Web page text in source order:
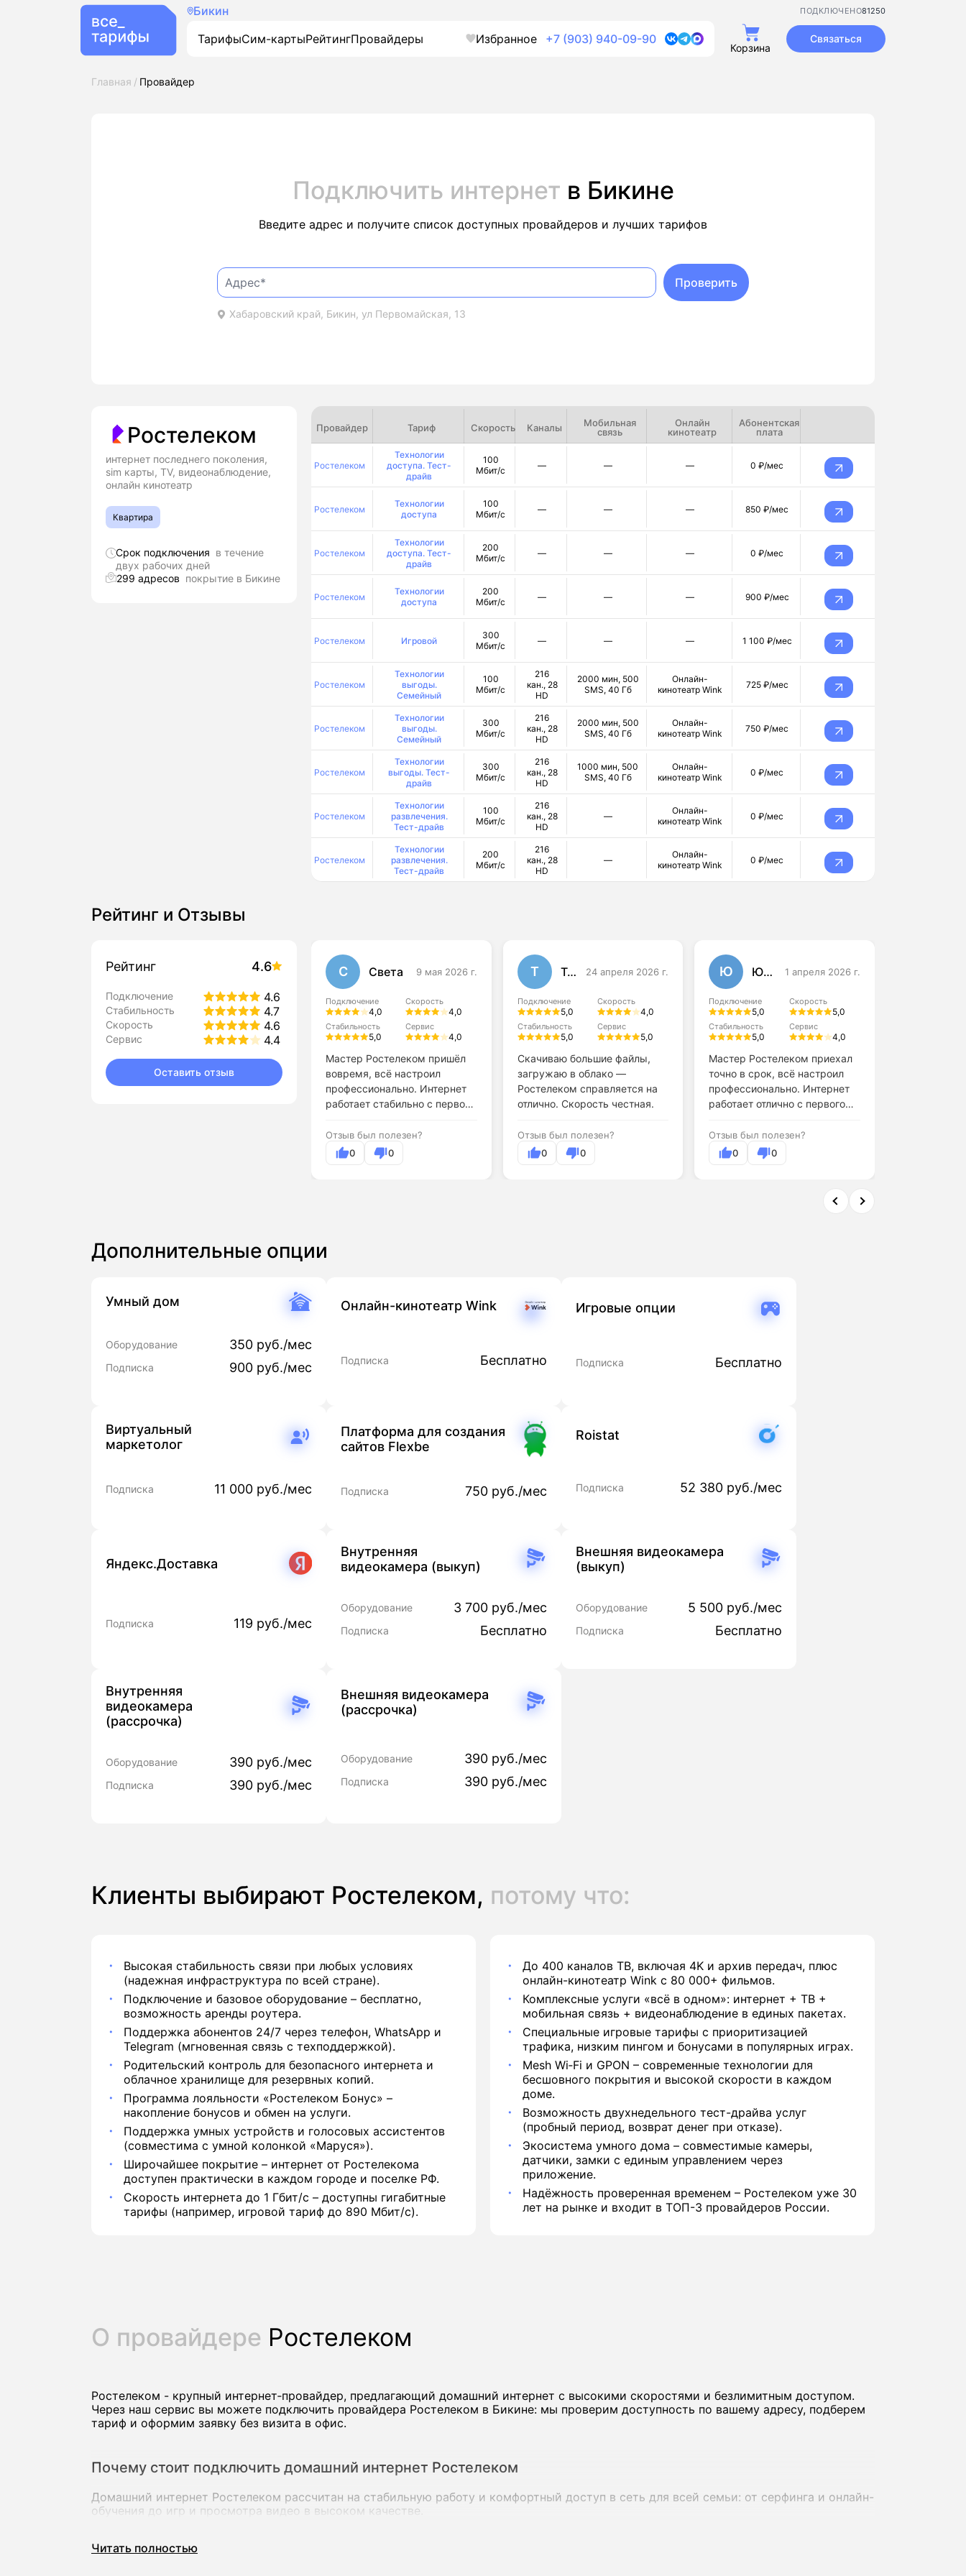
Бикин 81250
ПОДКЛЮЧЕНО
ТарифыСим-картыРейтингПровайдеры Избранное +7 (903) 940-09-90
Корзина
Связаться
Главная Провайдер
Подключить интернет в Бикине
Введите адрес и получите список доступных провайдеров и лучших тарифов
Хабаровский край, Бикин, ул Первомайская, 13
Проверить
Ростелеком
интернет последнего поколения,
sim карты, TV, видеонаблюдение,
онлайн кинотеатр
Квартира
Срок подключения в течение
двух рабочих дней
299 адресов покрытие в Бикине
Рейтинг 4.6
Подключение 4.6
Стабильность 4.7
Скорость 4.6
Сервис 4.4
Оставить отзыв
Рейтинг и Отзывы
С Света 9 мая 2026 г.
Подключение
4,0
Скорость
4,0
Стабильность
5,0
Сервис
4,0
Мастер Ростелеком пришёл
вовремя, всё настроил
профессионально. Интернет
работает стабильно с первого
Отзыв был полезен?
0
0
Т Тома 24 апреля 2026 г.
Подключение
5,0
Скорость
4,0
Стабильность
5,0
Сервис
5,0
Скачиваю большие файлы,
загружаю в облако —
Ростелеком справляется на
отлично. Скорость честная.
Отзыв был полезен?
0
0
Ю Юлия Данилова 1 апреля 2026 г.
Подключение
5,0
Скорость
5,0
Стабильность
5,0
Сервис
4,0
Мастер Ростелеком приехал
точно в срок, всё настроил
профессионально. Интернет
работает отлично с первого
Отзыв был полезен?
0
0
Провайдер Тариф Скорость Каналы
Мобильная
связь
Онлайн
кинотеатр
Абонентская
плата
Ростелеком
Технологии
доступа. Тест-
драйв
100
Мбит/с
— — — 0 ₽/мес
Ростелеком
Технологии
доступа
100
Мбит/с
— — — 850 ₽/мес
Ростелеком
Технологии
доступа. Тест-
драйв
200
Мбит/с
— — — 0 ₽/мес
Ростелеком
Технологии
доступа
200
Мбит/с
— — — 900 ₽/мес
Ростелеком Игровой
300
Мбит/с
— — — 1 100 ₽/мес
Ростелеком
Технологии
выгоды.
Семейный
100
Мбит/с
216
кан., 28
HD
2000 мин, 500
SMS, 40 Гб
Онлайн-
кинотеатр Wink
725 ₽/мес
Ростелеком
Технологии
выгоды.
Семейный
300
Мбит/с
216
кан., 28
HD
2000 мин, 500
SMS, 40 Гб
Онлайн-
кинотеатр Wink
750 ₽/мес
Ростелеком
Технологии
выгоды. Тест-
драйв
300
Мбит/с
216
кан., 28
HD
1000 мин, 500
SMS, 40 Гб
Онлайн-
кинотеатр Wink
0 ₽/мес
Ростелеком
Технологии
развлечения.
Тест-драйв
100
Мбит/с
216
кан., 28
HD
—
Онлайн-
кинотеатр Wink
0 ₽/мес
Ростелеком
Технологии
развлечения.
Тест-драйв
200
Мбит/с
216
кан., 28
HD
—
Онлайн-
кинотеатр Wink
0 ₽/мес
Дополнительные опции
Умный дом
Оборудование 350 руб./мес
Подписка 900 руб./мес
Онлайн-кинотеатр Wink
Подписка Бесплатно
Игровые опции
Подписка Бесплатно
Виртуальный
маркетолог
Подписка 11 000 руб./мес
Платформа для создания
сайтов Flexbe
Подписка 750 руб./мес
Roistat
Подписка 52 380 руб./мес
Яндекс.Доставка
Подписка 119 руб./мес
Внутренняя
видеокамера (выкуп)
Оборудование 3 700 руб./мес
Подписка Бесплатно
Внешняя видеокамера
(выкуп)
Оборудование 5 500 руб./мес
Подписка Бесплатно
Внутренняя
видеокамера
(рассрочка)
Оборудование 390 руб./мес
Подписка 390 руб./мес
Внешняя видеокамера
(рассрочка)
Оборудование 390 руб./мес
Подписка 390 руб./мес
Клиенты выбирают Ростелеком, потому что:
Высокая стабильность связи при любых условиях
(надежная инфраструктура по всей стране).
Подключение и базовое оборудование – бесплатно,
возможность аренды роутера.
Поддержка абонентов 24/7 через телефон, WhatsApp и
Telegram (мгновенная связь с техподдержкой).
Родительский контроль для безопасного интернета и
облачное хранилище для резервных копий.
Программа лояльности «Ростелеком Бонус» –
накопление бонусов и обмен на услуги.
Поддержка умных устройств и голосовых ассистентов
(совместима с умной колонкой «Маруся»).
Широчайшее покрытие – интернет от Ростелекома
доступен практически в каждом городе и поселке РФ.
Скорость интернета до 1 Гбит/с – доступны гигабитные
тарифы (например, игровой тариф до 890 Мбит/с).
До 400 каналов ТВ, включая 4K и архив передач, плюс
онлайн-кинотеатр Wink с 80 000+ фильмов.
Комплексные услуги «всё в одном»: интернет + ТВ +
мобильная связь + видеонаблюдение в единых пакетах.
Специальные игровые тарифы с приоритизацией
трафика, низким пингом и бонусами в популярных играх.
Mesh Wi‑Fi и GPON – современные технологии для
бесшовного покрытия и высокой скорости в каждом
доме.
Возможность двухнедельного тест-драйва услуг
(пробный период, возврат денег при отказе).
Экосистема умного дома – совместимые камеры,
датчики, замки с единым управлением через
приложение.
Надёжность проверенная временем – Ростелеком уже 30
лет на рынке и входит в ТОП-3 провайдеров России.
О провайдере Ростелеком
Ростелеком - крупный интернет‑провайдер, предлагающий домашний интернет с высокими скоростями и безлимитным доступом.
Через наш сервис вы можете подключить провайдера Ростелеком в Бикине: мы проверим доступность по вашему адресу, подберем
тариф и оформим заявку без визита в офис.
Почему стоит подключить домашний интернет Ростелеком
Домашний интернет Ростелеком рассчитан на стабильную работу и комфортный доступ в сеть для всей семьи: от серфинга и онлайн-
обучения до игр и просмотра видео в высоком качестве.
Читать полностью